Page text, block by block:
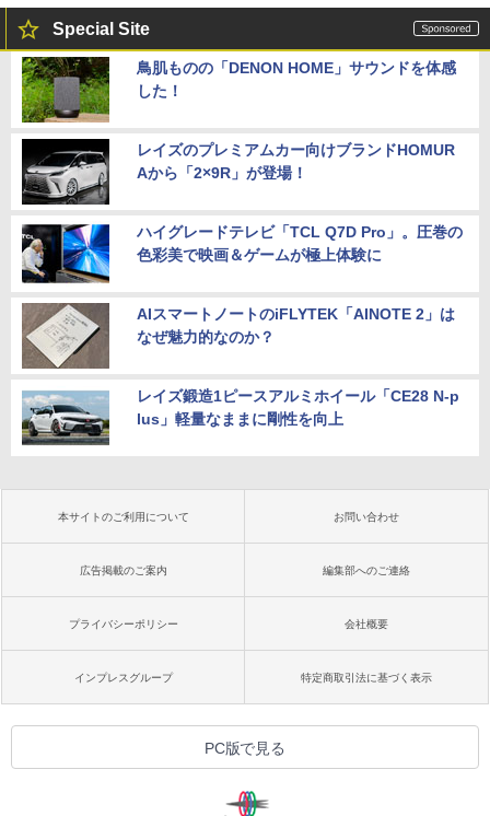
Special Site
鳥肌ものの「DENON HOME」サウンドを体感
した！
レイズのプレミアムカー向けブランドHOMUR
Aから「2×9R」が登場！
ハイグレードテレビ「TCL Q7D Pro」。圧巻の
色彩美で映画＆ゲームが極上体験に
AIスマートノートのiFLYTEK「AINOTE 2」は
なぜ魅力的なのか？
レイズ鍛造1ピースアルミホイール「CE28 N-p
lus」軽量なままに剛性を向上
本サイトのご利用について お問い合わせ
広告掲載のご案内 編集部へのご連絡
プライバシーポリシー 会社概要
インプレスグループ 特定商取引法に基づく表示
PC版で見る